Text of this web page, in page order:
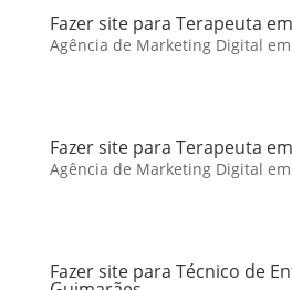
Fazer site para Terapeuta
Agência de Marketing Digital
Fazer site para Terapeuta
Agência de Marketing Digital
Fazer site para Técnico de